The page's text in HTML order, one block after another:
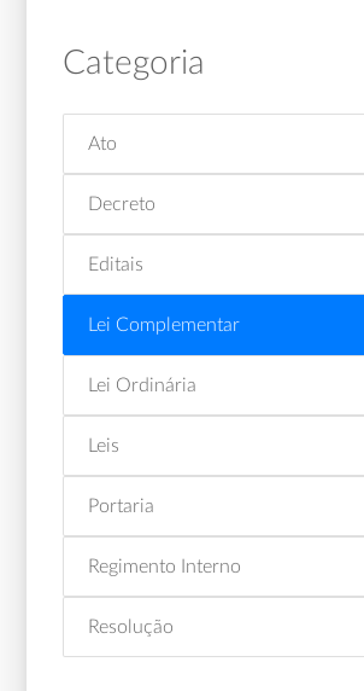
Categoria
Ato
Decreto
Editais
Lei Complementar
Lei Ordinária
Leis
Portaria
Regimento Interno
Resolução